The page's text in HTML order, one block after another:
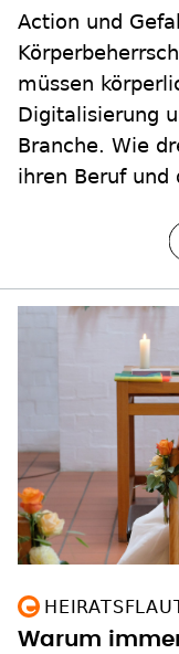
Action und
müssen
Digitalisierung
Branche. Wie
ihren Beruf und
Warum